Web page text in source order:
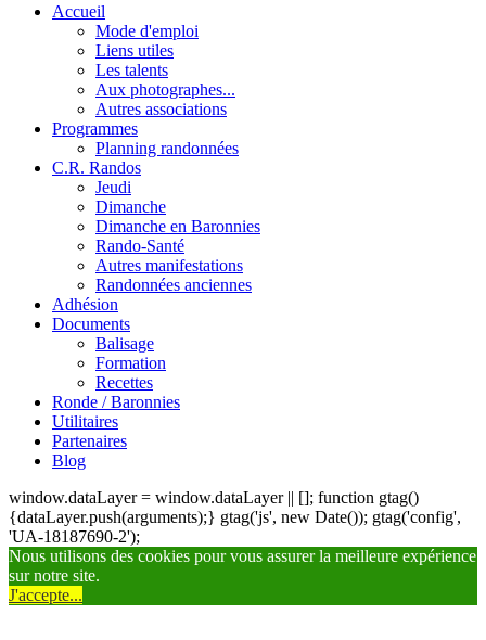
Accueil
Mode d'emploi
Liens utiles
Les talents
Aux photographes...
Autres associations
Programmes
Planning randonnées
C.R. Randos
Jeudi
Dimanche
Dimanche en Baronnies
Rando-Santé
Autres manifestations
Randonnées anciennes
Adhésion
Documents
Balisage
Formation
Recettes
Ronde / Baronnies
Utilitaires
Partenaires
Blog
window.dataLayer = window.dataLayer || []; function gtag()
{dataLayer.push(arguments);} gtag('js', new Date()); gtag('config',
'UA-18187690-2');
Nous utilisons des cookies pour vous assurer la meilleure expérience
sur notre site.
J'accepte...